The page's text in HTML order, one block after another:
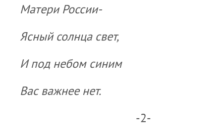
Матери России-
Ясный солнца свет,
И под небом синим
Вас важнее нет.
-2-